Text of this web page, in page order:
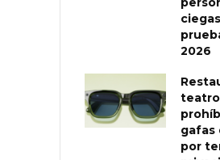
2026
gafas
por